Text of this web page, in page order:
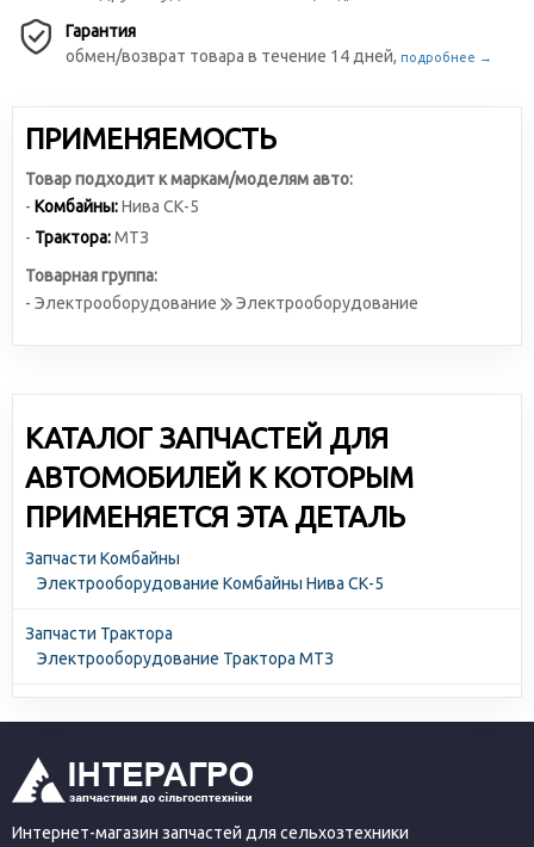
Гарантия
обмен/возврат товара в течение 14 дней, подробнее →
ПРИМЕНЯЕМОСТЬ
Товар подходит к маркам/моделям авто:
- Комбайны:Нива СК-5
- Трактора:МТЗ
Товарная группа:
- Электрооборудование
Электрооборудование
КАТАЛОГ ЗАПЧАСТЕЙ ДЛЯ
АВТОМОБИЛЕЙ К КОТОРЫМ
ПРИМЕНЯЕТСЯ ЭТА ДЕТАЛЬ
Запчасти Комбайны
Электрооборудование Комбайны Нива СК-5
Запчасти Трактора
Электрооборудование Трактора МТЗ
Интернет-магазин запчастей для сельхозтехники